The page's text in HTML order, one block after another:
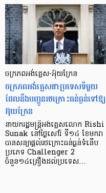
ចក្រភពអង់គ្លេស-អ៊ុយក្រែន
ចក្រភពអង់គ្លេសជាប្រទេសទីមួយ
ដែលនឹងបញ្ជូនរថក្រោះធន់ធ្ងន់ទៅឱ្យ
អ៊ុយក្រែន
នាយករដ្ឋមន្ត្រីអង់គ្លេសលោក Rishi
Sunak នៅថ្ងៃសៅរ៍ ទី១៤ ខែមករា
បានសន្យាផ្តល់រថក្រោះធន់ធ្ងន់ទំនើប
ប្រភេទ Challenger 2
ចំនួន១៤គ្រឿងដល់ប្រទេស…